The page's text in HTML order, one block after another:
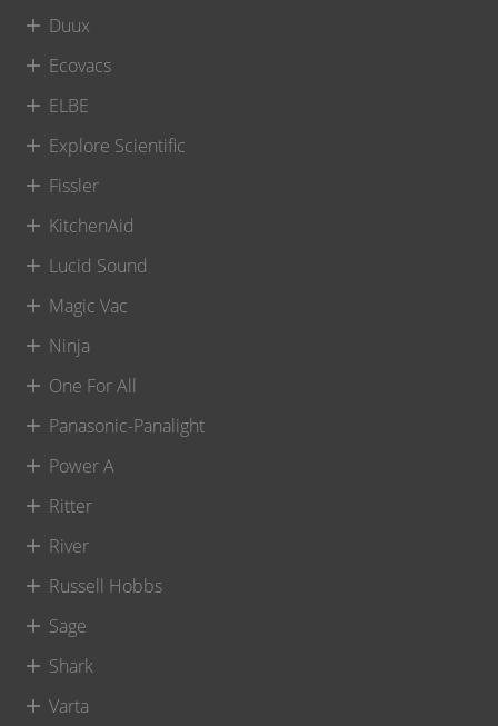
Duux
Ecovacs
ELBE
Explore Scientific
Fissler
KitchenAid
Lucid Sound
Magic Vac
Ninja
One For All
Panasonic-Panalight
Power A
Ritter
River
Russell Hobbs
Sage
Shark
Varta